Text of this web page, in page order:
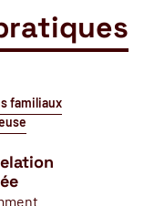
familiaux